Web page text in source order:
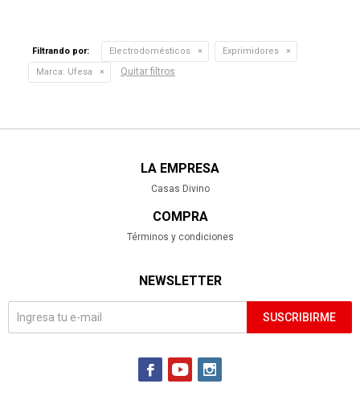
Filtrando por: Electrodomésticos
Exprimidores
Marca: Ufesa Quitar filtros
LA EMPRESA
Casas Divino
COMPRA
Términos y condiciones
NEWSLETTER
SUSCRIBIRME
  